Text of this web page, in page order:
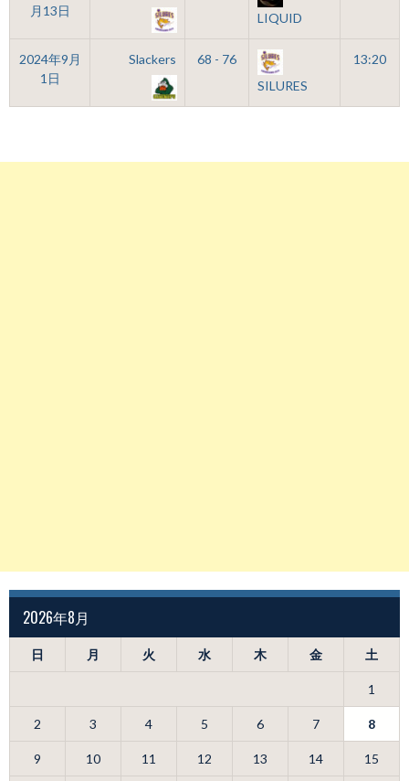
月13日
LIQUID
2024年9月
1日
Slackers
68 - 76
SILURES
13:20
2026年8月
日 月 火 水 木 金 土
1
2 3 4 5 6 7 8
9 10 11 12 13 14 15